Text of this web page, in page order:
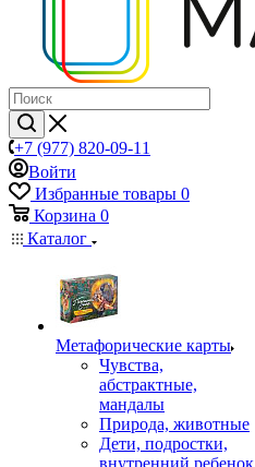
+7 (977) 820-09-11
Войти
Избранные товары 0
Корзина 0
Каталог
Mетафорические карты
Чувства,
абстрактные,
мандалы
Природа, животные
Дети, подростки,
внутренний ребенок